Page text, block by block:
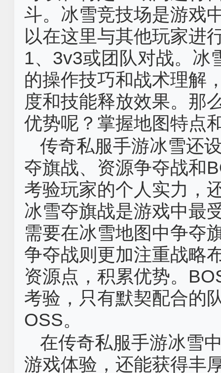
斗。冰雪竞技场是游戏
以在这里与其他玩家进
1、3v3或团队对战。冰
的操作技巧和战术理解
度和技能释放效果。那
优势呢？掌握地图特点
传奇私服手游冰雪还
夺旗战、资源争夺战和
考验玩家的个人实力，
冰雪夺旗战是游戏中最
需要在冰雪地图中争夺
争夺战则更加注重战略
资源点，积累优势。
考验，只有默契配合的
OSS。
在传奇私服手游冰雪
游戏体验，还能获得丰